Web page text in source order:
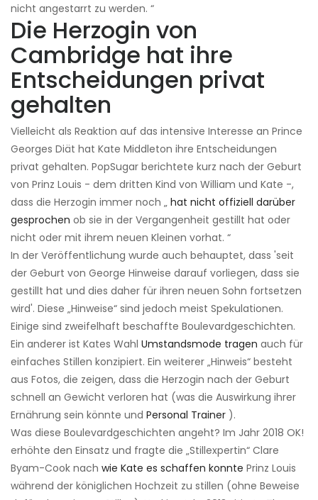
nicht angestarrt zu werden. “
Die Herzogin von
Cambridge hat ihre
Entscheidungen privat
gehalten
Vielleicht als Reaktion auf das intensive Interesse an Prince
Georges Diät hat Kate Middleton ihre Entscheidungen
privat gehalten. PopSugar berichtete kurz nach der Geburt
von Prinz Louis - dem dritten Kind von William und Kate -,
dass die Herzogin immer noch „ hat nicht offiziell darüber
gesprochen ob sie in der Vergangenheit gestillt hat oder
nicht oder mit ihrem neuen Kleinen vorhat. “
In der Veröffentlichung wurde auch behauptet, dass 'seit
der Geburt von George Hinweise darauf vorliegen, dass sie
gestillt hat und dies daher für ihren neuen Sohn fortsetzen
wird'. Diese „Hinweise“ sind jedoch meist Spekulationen.
Einige sind zweifelhaft beschaffte Boulevardgeschichten.
Ein anderer ist Kates Wahl Umstandsmode tragen auch für
einfaches Stillen konzipiert. Ein weiterer „Hinweis“ besteht
aus Fotos, die zeigen, dass die Herzogin nach der Geburt
schnell an Gewicht verloren hat (was die Auswirkung ihrer
Ernährung sein könnte und Personal Trainer ).
Was diese Boulevardgeschichten angeht? Im Jahr 2018 OK!
erhöhte den Einsatz und fragte die „Stillexpertin“ Clare
Byam-Cook nach wie Kate es schaffen konnte Prinz Louis
während der königlichen Hochzeit zu stillen (ohne Beweise